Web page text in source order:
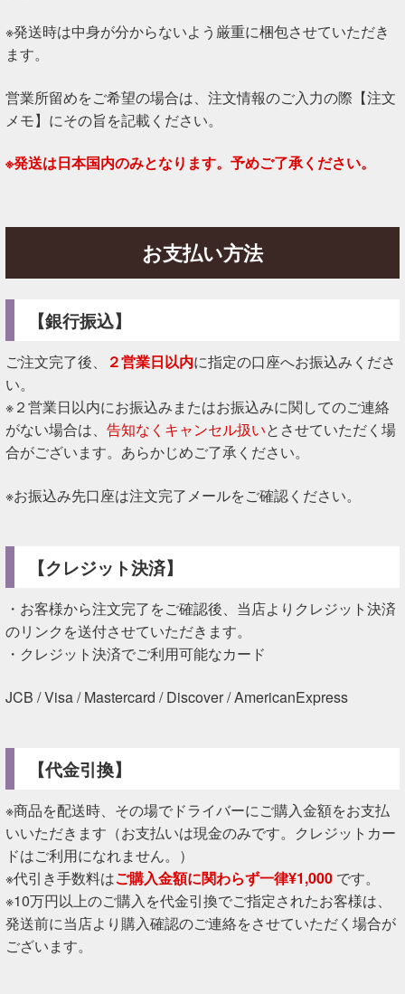
※発送時は中身が分からないよう厳重に梱包させていただき
ます。
営業所留めをご希望の場合は、注文情報のご入力の際【注文
メモ】にその旨を記載ください。
※発送は日本国内のみとなります。予めご了承ください。
お支払い方法
【銀行振込】
ご注文完了後、 ２営業日以内に指定の口座へお振込みくださ
い。
※２営業日以内にお振込みまたはお振込みに関してのご連絡
がない場合は、 告知なくキャンセル扱いとさせていただく場
合がございます。あらかじめご了承ください。
※お振込み先口座は注文完了メールをご確認ください。
【クレジット決済】
・お客様から注文完了をご確認後、当店よりクレジット決済
のリンクを送付させていただきます。
・クレジット決済でご利用可能なカード
JCB / Visa / Mastercard / Discover / AmericanExpress
【代金引換】
※商品を配送時、その場でドライバーにご購入金額をお支払
いいただきます（お支払いは現金のみです。クレジットカー
ドはご利用になれません。）
※代引き手数料はご購入金額に関わらず一律¥1,000です。
※10万円以上のご購入を代金引換でご指定されたお客様は、
発送前に当店より購入確認のご連絡をさせていただく場合が
ございます。